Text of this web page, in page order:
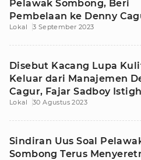
Pelawak Sombong, Beri
Pembelaan ke Denny
Saksinya
Lokal 3 September 2023
Disebut Kacang Lupa
Keluar dari Manajemen
Cagur, Fajar Sadboy
Lokal 30 Agustus 2023
Sindiran Uus Soal
Sombong Terus